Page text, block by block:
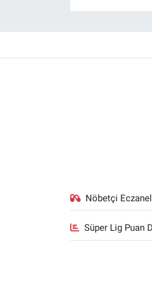
Nöbetçi
Süper Lig Puan